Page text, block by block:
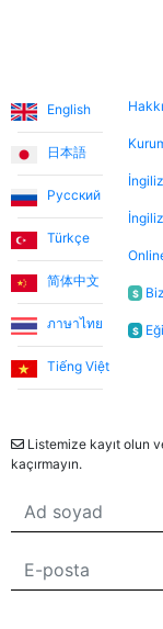
English
日本語
Русский
Türkçe
简体中文
ภาษาไทย
Tiếng Việt
$
$
Listemize kayıt olun
kaçırmayın.